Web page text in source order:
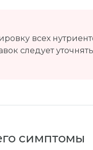
всех
следует
симптомы